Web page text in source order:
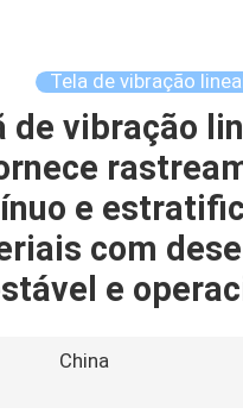
Tela de vibração
de vibração
e
com
e
China